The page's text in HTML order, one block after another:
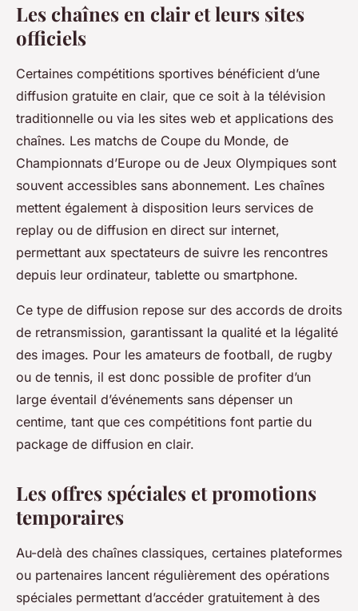
Les chaînes en clair et leurs sites
officiels
Certaines compétitions sportives bénéficient d’une
diffusion gratuite en clair, que ce soit à la télévision
traditionnelle ou via les sites web et applications des
chaînes. Les matchs de Coupe du Monde, de
Championnats d’Europe ou de Jeux Olympiques sont
souvent accessibles sans abonnement. Les chaînes
mettent également à disposition leurs services de
replay ou de diffusion en direct sur internet,
permettant aux spectateurs de suivre les rencontres
depuis leur ordinateur, tablette ou smartphone.
Ce type de diffusion repose sur des accords de droits
de retransmission, garantissant la qualité et la légalité
des images. Pour les amateurs de football, de rugby
ou de tennis, il est donc possible de profiter d’un
large éventail d’événements sans dépenser un
centime, tant que ces compétitions font partie du
package de diffusion en clair.
Les offres spéciales et promotions
temporaires
Au-delà des chaînes classiques, certaines plateformes
ou partenaires lancent régulièrement des opérations
spéciales permettant d’accéder gratuitement à des